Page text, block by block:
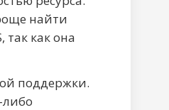
найти
так как она
поддержки.
либо